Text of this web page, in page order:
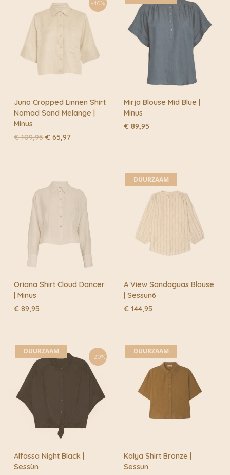
-40%
Juno Cropped Linnen Shirt
Nomad Sand Melange |
Minus
€109,95 Oorspronkelijke
€ 65,97Huidige
Mirja Blouse Mid Blue |
Minus
€ 89,95
Oriana Shirt Cloud Dancer
| Minus
€ 89,95
DUURZAAM
A View Sandaguas Blouse
| Sessun6
€ 144,95
-20%
DUURZAAM
Alfassa Night Black |
Sessùn
DUURZAAM
Kalya Shirt Bronze |
Sessun